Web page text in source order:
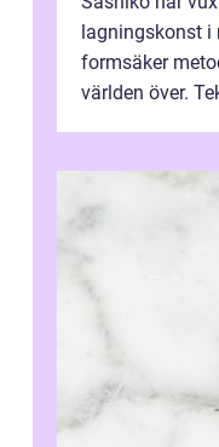
lagningskonst i
formsäker
världen över.